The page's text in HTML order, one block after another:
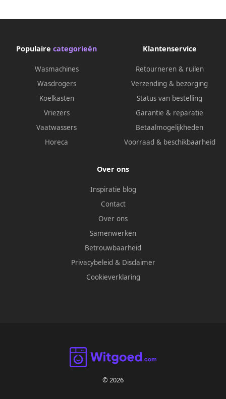
Populaire categorieën
Wasmachines
Wasdrogers
Koelkasten
Vriezers
Vaatwassers
Horeca
Klantenservice
Retourneren & ruilen
Verzending & bezorging
Status van bestelling
Garantie & reparatie
Betaalmogelijkheden
Voorraad & beschikbaarheid
Over ons
Inspiratie blog
Contact
Over ons
Samenwerken
Betrouwbaarheid
Privacybeleid & Disclaimer
Cookieverklaring
© 2026